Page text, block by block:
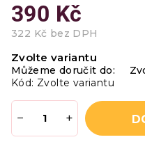
390 Kč
322 Kč bez DPH
cena:
Zvolte variantu
Můžeme doručit do:
Kód: Zvolte variantu
+
−